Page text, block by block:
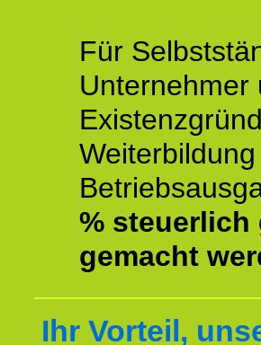
Für
Unternehmer
% steuerlich
gemacht
Ihr Vorteil,